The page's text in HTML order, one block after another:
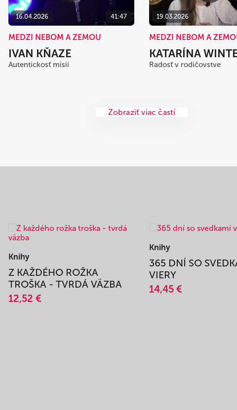
16.04.2026 41:47
MEDZI NEBOM A ZEMOU
IVAN KŇAZE
Autentickosť misií
19.03.2026
MEDZI NEBOM A
KATARÍNA
Radosť v rodičovstve
Zobraziť viac častí
Knihy
Z KAŽDÉHO ROŽKA
TROŠKA - TVRDÁ VÄZBA
12,52 €
Knihy
365 DNÍ SO
VIERY
14,45 €